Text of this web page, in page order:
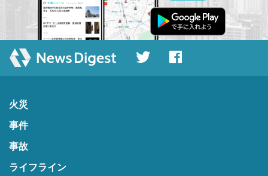
火災
事件
事故
ライフライン